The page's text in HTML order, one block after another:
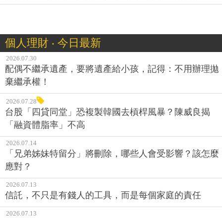
個人理財 ‧ 今日最新
2026.07.30
配偶不繼承遺產，要將遺產給小孩，記得：不用辦理拋
棄繼承權！
2026.07.28
台股「四貸同堂」恐複製韓國去槓桿風暴？陳威良揭
「融資體脂率」不高
2026.07.14
「兄弟姊妹特留分」將刪除，哪些人會受影響？該怎麼
應對？
2026.07.13
信託，不只是有錢人的工具，而是每個家庭的責任
2026.07.13